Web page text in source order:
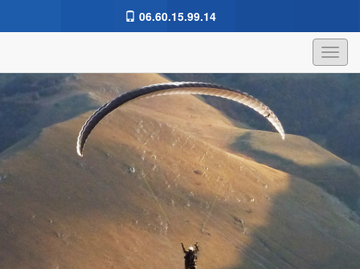
06.60.15.99.14